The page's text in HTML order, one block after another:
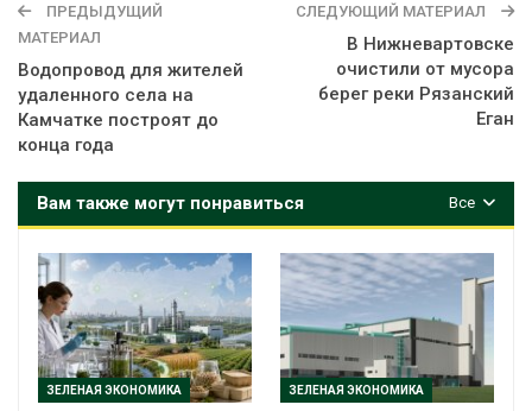
ПРЕДЫДУЩИЙ
МАТЕРИАЛ
Водопровод для жителей
удаленного села на
Камчатке построят до
конца года
СЛЕДУЮЩИЙ МАТЕРИАЛ
В Нижневартовске
очистили от мусора
берег реки Рязанский
Еган
Все
Вам также могут понравиться
ЗЕЛЕНАЯ ЭКОНОМИКА ЗЕЛЕНАЯ ЭКОНОМИКА